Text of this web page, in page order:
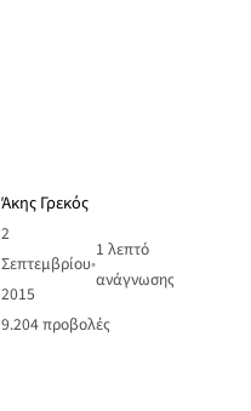
Άκης Γρεκός
2
Σεπτεμβρίου
2015
•
1 λεπτό
ανάγνωσης
9.204προβολές